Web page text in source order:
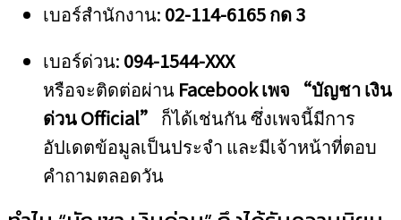
เบอร์สำนักงาน: 02-114-6165 กด 3
เบอร์ด่วน: 094-1544-XXX
หรือจะติดต่อผ่าน Facebook เพจ “บัญชา เงิน
ด่วน Official” ก็ได้เช่นกัน ซึ่งเพจนี้มีการ
อัปเดตข้อมูลเป็นประจำ และมีเจ้าหน้าที่ตอบ
คำถามตลอดวัน